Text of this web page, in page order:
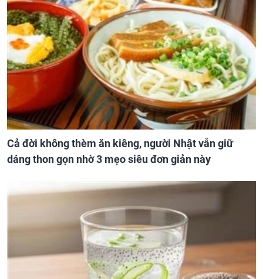
Cả đời không thèm ăn kiêng, người Nhật vẫn giữ
dáng thon gọn nhờ 3 mẹo siêu đơn giản này